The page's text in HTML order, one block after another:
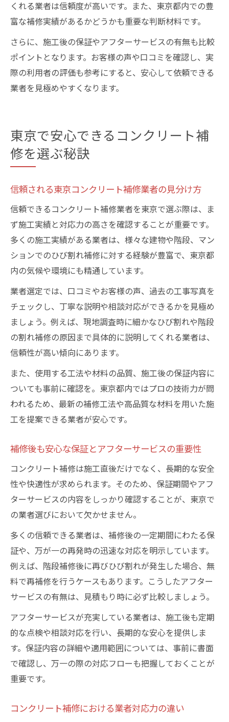
くれる業者は信頼度が高いです。また、東京都内での豊
富な補修実績があるかどうかも重要な判断材料です。
さらに、施工後の保証やアフターサービスの有無も比較
ポイントとなります。お客様の声や口コミを確認し、実
際の利用者の評価も参考にすると、安心して依頼できる
業者を見極めやすくなります。
東京で安心できるコンクリート補
修を選ぶ秘訣
信頼される東京コンクリート補修業者の見分け方
信頼できるコンクリート補修業者を東京で選ぶ際は、ま
ず施工実績と対応力の高さを確認することが重要です。
多くの施工実績がある業者は、様々な建物や階段、マン
ションでのひび割れ補修に対する経験が豊富で、東京都
内の気候や環境にも精通しています。
業者選定では、口コミやお客様の声、過去の工事写真を
チェックし、丁寧な説明や相談対応ができるかを見極め
ましょう。例えば、現地調査時に細かなひび割れや階段
の割れ補修の原因まで具体的に説明してくれる業者は、
信頼性が高い傾向にあります。
また、使用する工法や材料の品質、施工後の保証内容に
ついても事前に確認を。東京都内ではプロの技術力が問
われるため、最新の補修工法や高品質な材料を用いた施
工を提案できる業者が安心です。
補修後も安心な保証とアフターサービスの重要性
コンクリート補修は施工直後だけでなく、長期的な安全
性や快適性が求められます。そのため、保証期間やアフ
ターサービスの内容をしっかり確認することが、東京で
の業者選びにおいて欠かせません。
多くの信頼できる業者は、補修後の一定期間にわたる保
証や、万が一の再発時の迅速な対応を明示しています。
例えば、階段補修後に再びひび割れが発生した場合、無
料で再補修を行うケースもあります。こうしたアフター
サービスの有無は、見積もり時に必ず比較しましょう。
アフターサービスが充実している業者は、施工後も定期
的な点検や相談対応を行い、長期的な安心を提供しま
す。保証内容の詳細や適用範囲については、事前に書面
で確認し、万一の際の対応フローも把握しておくことが
重要です。
コンクリート補修における業者対応力の違い